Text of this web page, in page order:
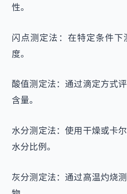
性。
闪点测定法：在特定条件下
度。
酸值测定法：通过滴定方式
含量。
水分测定法：使用干燥或卡
水分比例。
灰分测定法：通过高温灼烧